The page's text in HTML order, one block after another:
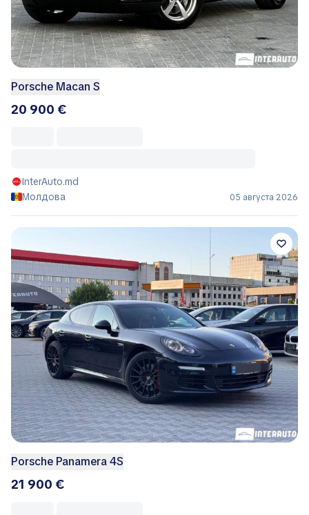
Porsche Macan S
20 900 €
InterAuto.md
Молдова
05 августа 2026
Porsche Panamera 4S
21 900 €